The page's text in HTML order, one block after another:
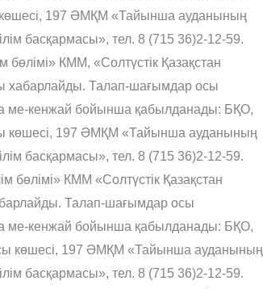
197 ƏМҚМ «Тайынша ауданының
басқармасы», тел. 8 (715 36)2-12-59.
КММ, «Солтүстік Қазақстан
хабарлайды. Талап-шағымдар осы
ме-кенжай бойынша қабылданады: БҚО,
көшесі, 197 ƏМҚМ «Тайынша ауданының
басқармасы», тел. 8 (715 36)2-12-59.
КММ «Солтүстік Қазақстан
Талап-шағымдар осы
ме-кенжай бойынша қабылданады: БҚО,
көшесі, 197 ƏМҚМ «Тайынша ауданының
басқармасы», тел. 8 (715 36)2-12-59.